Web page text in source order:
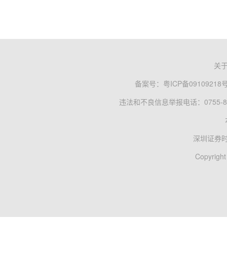
关
备案号： 粤ICP备09109218
违法和不良信息举报电话：0755-
深圳证券